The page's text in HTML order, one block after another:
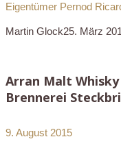
Eigentümer Pernod
Martin Glock25. März
Arran Malt
Brennerei
9. August 2015